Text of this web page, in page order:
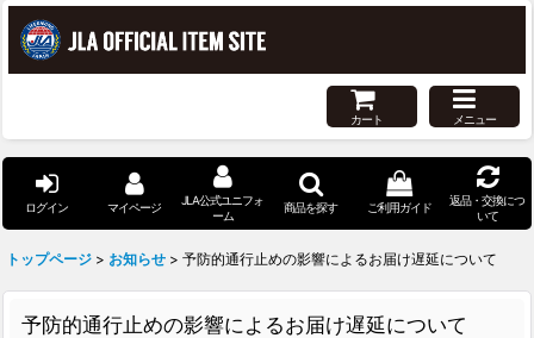
カート メニュー
ログイン マイページ
JLA公式ユニフォ
ーム
商品を探す ご利用ガイド
返品・交換につ
いて
トップページ > お知らせ > 予防的通行止めの影響によるお届け遅延について
予防的通行止めの影響によるお届け遅延について